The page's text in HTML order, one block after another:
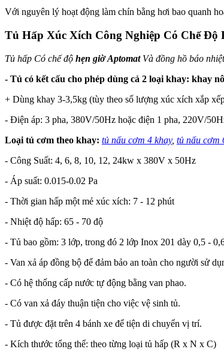
Với nguyên lý hoạt động làm chín bằng hơi bao quanh
Tủ Hấp Xúc Xích Công Nghiệp Có Chế Độ
Tủ hấp Có chế độ hẹn giờ AptomatVà đồng hồ báo
- Tủ có kết cấu cho phép dùng cả 2 loại khay: khay
+ Dùng khay 3-3,5kg (tùy theo số lượng xúc xích xắp
- Điện áp: 3 pha, 380V/50Hz hoặc điện 1 pha, 220V/
Loại tủ cơm theo khay: tủ nấu cơm 4 khay, tủ nấu cơm
- Công Suất: 4, 6, 8, 10, 12, 24kw x 380V x 50Hz
- Áp suất: 0.015-0.02 Pa
- Thời gian hấp một mẻ xúc xích: 7 - 12 phút
- Nhiệt độ hấp: 65 - 70 độ
- Tủ bao gồm: 3 lớp, trong đó 2 lớp Inox 201 dày 0,5 -
- Van xả áp đồng bộ để đảm bảo an toàn cho người sử
- Có hệ thống cấp nước tự động bằng van phao.
- Có van xả đáy thuận tiện cho việc vệ sinh tủ.
- Tủ được đặt trên 4 bánh xe để tiện di chuyển vị trí.
- Kích thước tổng thể: theo từng loại tủ hấp (R x N x C)